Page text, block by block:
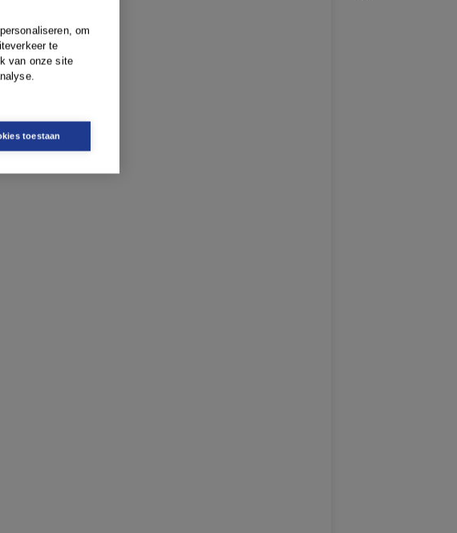
om
te
van onze site
toestaan